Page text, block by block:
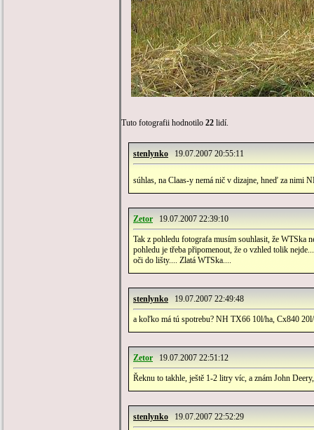
Tuto fotografii hodnotilo 22 lidí.
stenlynko 19.07.2007 20:55:11
súhlas, na Claas-y nemá nič v dizajne, hneď za nimi
Zetor 19.07.2007 22:39:10
Tak z pohledu fotografa musím souhlasit, že WTSka
pohledu je třeba připomenout, že o vzhled tolik
oči do lišty.... Zlatá WTSka....
stenlynko 19.07.2007 22:49:48
a koľko má tú spotrebu? NH TX66 10l/ha, Cx840
Zetor 19.07.2007 22:51:12
Řeknu to takhle, ještě 1-2 litry víc, a znám John
stenlynko 19.07.2007 22:52:29